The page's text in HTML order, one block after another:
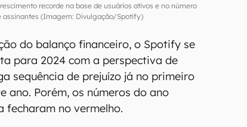
recorde na base de usuários ativos e no número
assinantes (Imagem: Divulgação/Spotify)
do balanço financeiro, o Spotify se
para 2024 com a perspectiva de
sequência de prejuízo já no primeiro
ano. Porém, os números do ano
fecharam no vermelho.